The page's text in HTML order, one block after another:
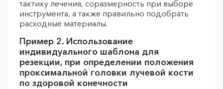
Пример 2. Использование
индивидуального шаблона для
резекции, при определении положения
проксимальной головки лучевой кости
по здоровой конечности